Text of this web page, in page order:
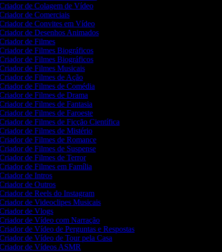
de Colagem de Vídeo
de Comerciais
de Convites em Vídeo
de Desenhos Animados
de Filmes
de Filmes Biográficos
de Filmes Biográficos
de Filmes Musicais
de Filmes de Ação
de Filmes de Comédia
de Filmes de Drama
de Filmes de Fantasia
de Filmes de Faroeste
de Filmes de Ficção Científica
de Filmes de Mistério
de Filmes de Romance
de Filmes de Suspense
de Filmes de Terror
de Filmes em Família
de Intros
de Outros
de Reels do Instagram
de Videoclipes Musicais
de Vlogs
de Vídeo com Narração
de Vídeo de Perguntas e Respostas
de Vídeo de Tour pela Casa
de Vídeos ASMR